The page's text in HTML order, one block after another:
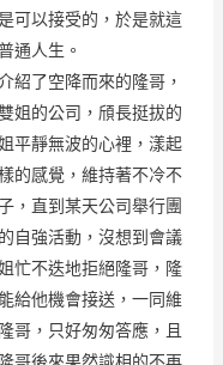
可以接受的，於是就這
通人生。
紹了空降而來的隆哥，
姐的公司，頎長挺拔的
平靜無波的心裡，漾起
的感覺，維持著不冷不
，直到某天公司舉行團
自強活動，沒想到會議
忙不迭地拒絕隆哥，隆
給他機會接送，一同維
哥，只好匆匆答應，且
哥後來果然識相的不再